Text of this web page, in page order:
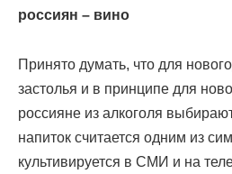
россиян – вино
Принято думать, что для
застолья и в принципе для
россияне из алкоголя
напиток считается одним из
культивируется в СМИ и на